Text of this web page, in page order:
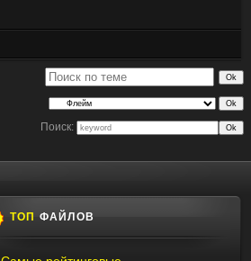
Поиск:
ТОП ФАЙЛОВ